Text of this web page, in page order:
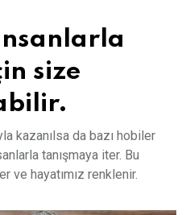
size
kazanılsa da bazı hobiler
tanışmaya iter. Bu
ve hayatımız renklenir.